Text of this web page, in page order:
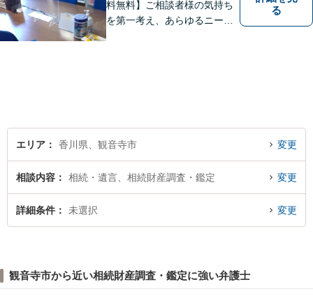
料無料】ご相談者様の気持ち
を第一考え、あらゆるニーズ
る
エリア 香川県、観音寺市 変更
相談内容 相続・遺言、相続財産調査・鑑定 変更
詳細条件 未選択 変更
観音寺市から近い相続財産調査・鑑定に強い弁護士